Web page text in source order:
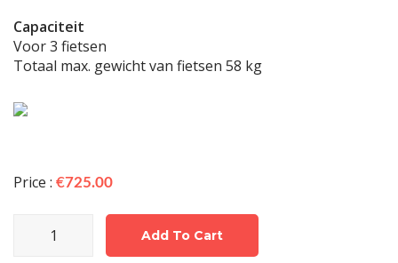
Capaciteit
Voor 3 fietsen
Totaal max. gewicht van fietsen 58 kg
Price : €725.00
FoldClick
Add To Cart